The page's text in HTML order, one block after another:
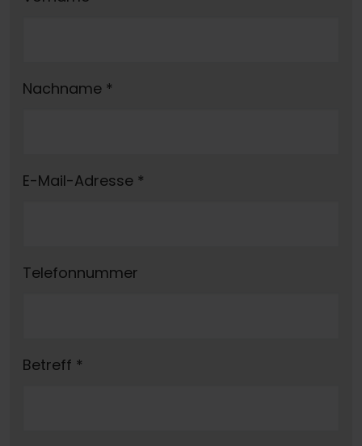
Nachname *
E-Mail-Adresse *
Telefonnummer
Betreff *